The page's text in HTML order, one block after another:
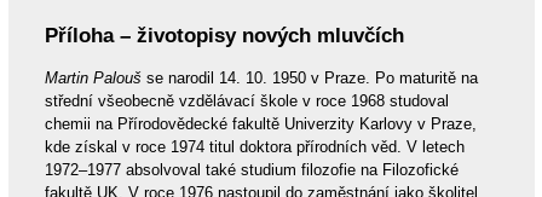
Příloha – životopisy nových mluvčích
Martin Palouš se narodil 14. 10. 1950 v Praze. Po maturitě na
střední všeobecně vzdělávací škole v roce 1968 studoval
chemii na Přírodovědecké fakultě Univerzity Karlovy v Praze,
kde získal v roce 1974 titul doktora přírodních věd. V letech
1972–1977 absolvoval také studium filozofie na Filozofické
fakultě UK. V roce 1976 nastoupil do zaměstnání jako školitel